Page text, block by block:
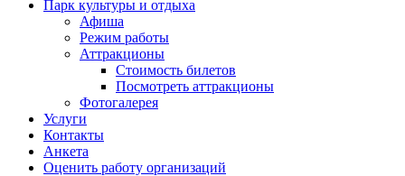
Парк культуры и отдыха
Афиша
Режим работы
Аттракционы
Стоимость билетов
Посмотреть аттракционы
Фотогалерея
Услуги
Контакты
Анкета
Оценить работу организаций